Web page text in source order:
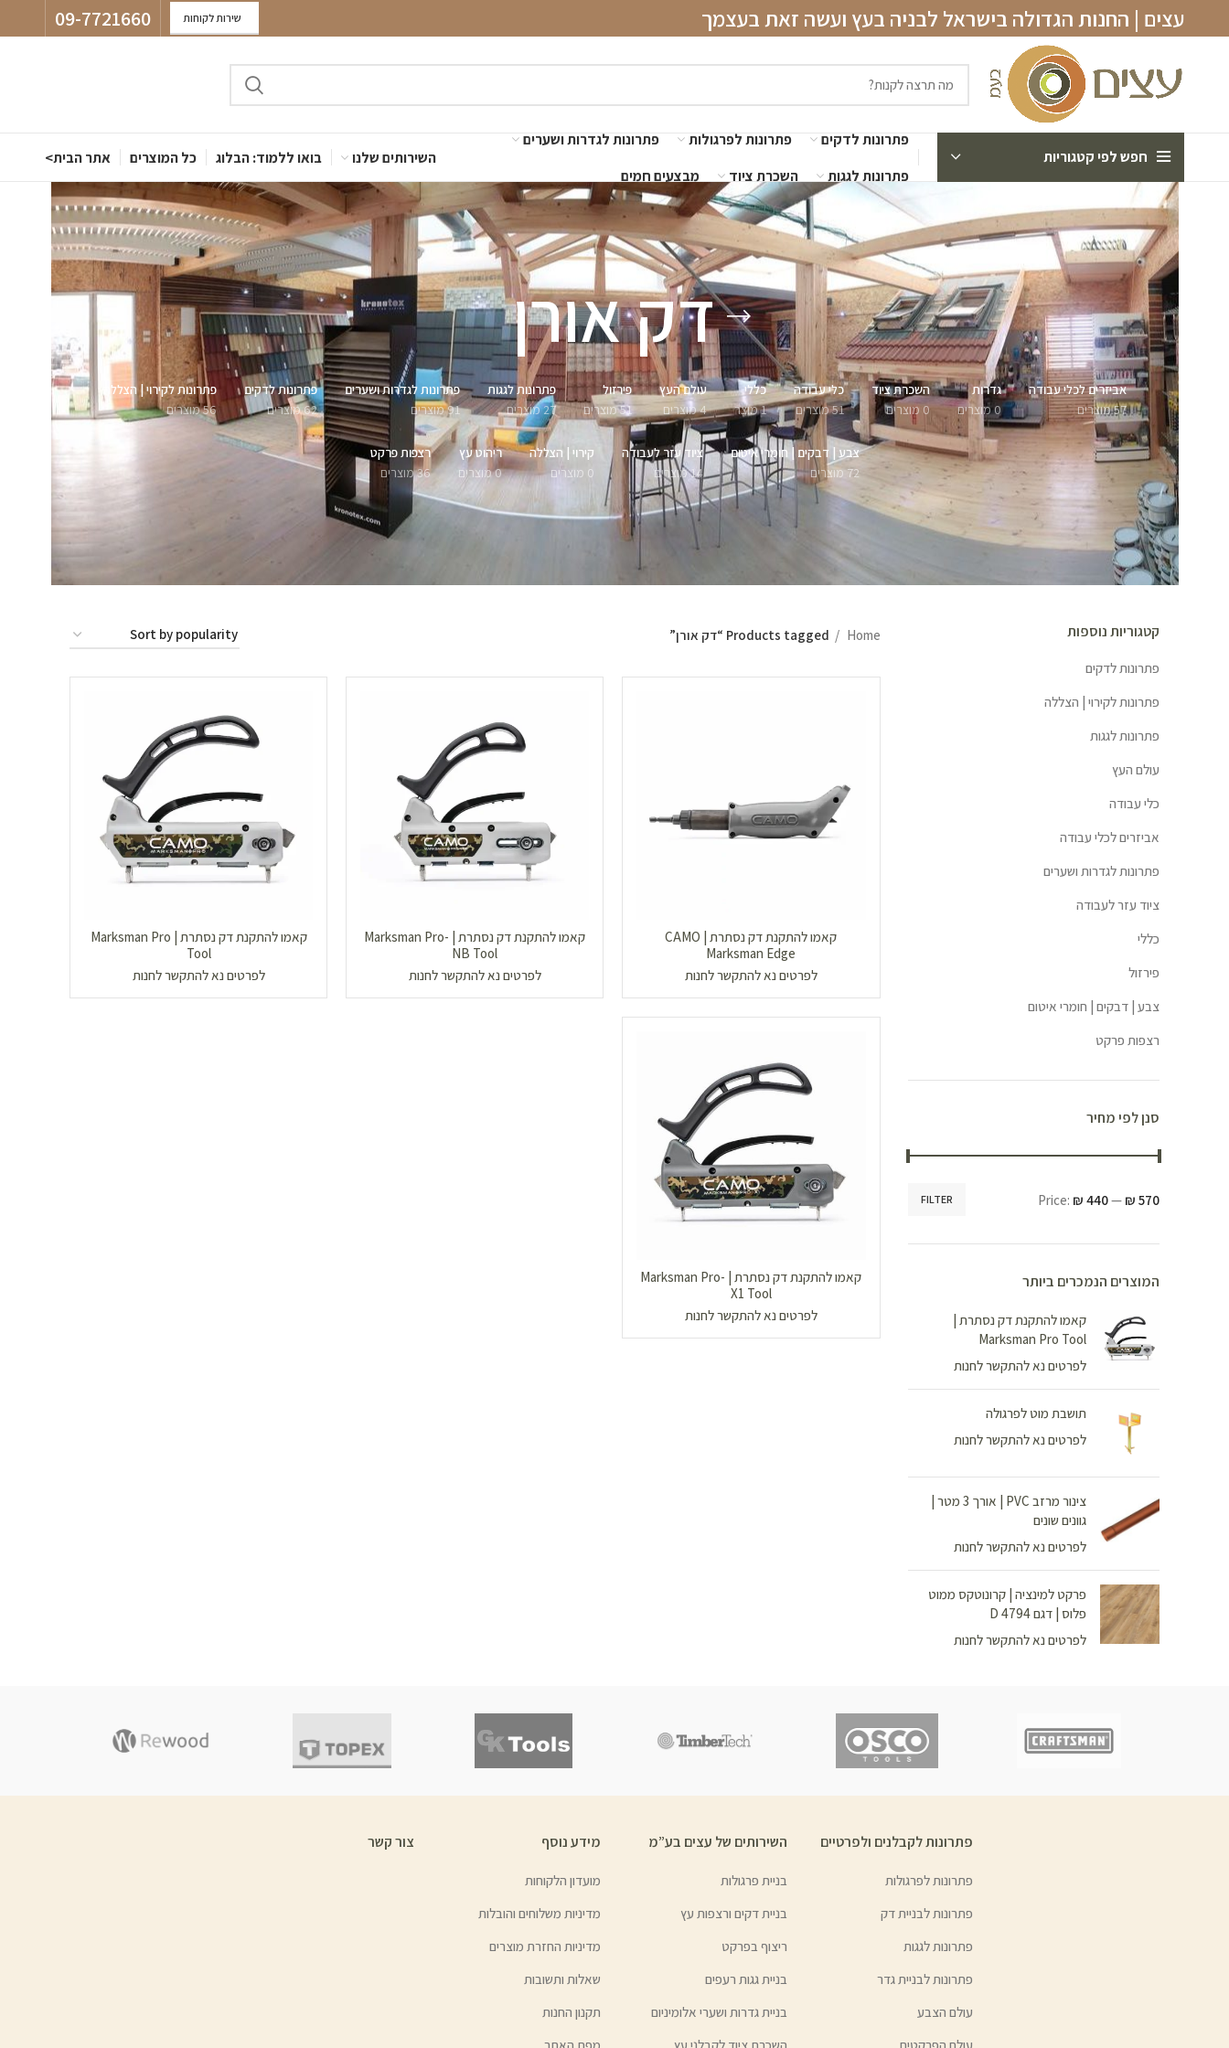
עצים | החנות הגדולה בישראל לבניה בעץ ועשה זאת בעצמך שירות לקוחות 09-7721660
חפש לפי קטגוריות
פתרונות לדקים פתרונות לפרגולות
פתרונות לגדרות ושערים
פתרונות לגגות
השכרת ציוד מבצעים חמים
השירותים שלנו בואו ללמוד: הבלוג כל המוצרים אתר הבית>
דק אורן
אביזרים לכלי עבודה
57 מוצרים
גדרות
0 מוצרים
השכרת ציוד
0 מוצרים
כלי עבודה
51 מוצרים
כללי
1 מוצר
עולם העץ
4 מוצרים
פירזול
51 מוצרים
פתרונות לגגות
27 מוצרים
פתרונות לגדרות ושערים
91 מוצרים
פתרונות לדקים
62 מוצרים
פתרונות לקירוי | הצללה
56 מוצרים
צבע | דבקים | חומרי איטום
72 מוצרים
ציוד עזר לעבודה
14 מוצרים
קירוי | הצללה
0 מוצרים
ריהוט עץ
0 מוצרים
רצפות פרקט
36 מוצרים
קטגוריות נוספות
פתרונות לדקים
פתרונות לקירוי | הצללה
פתרונות לגגות
עולם העץ
כלי עבודה
אביזרים לכלי עבודה
פתרונות לגדרות ושערים
ציוד עזר לעבודה
כללי
פירזול
צבע | דבקים | חומרי איטום
רצפות פרקט
סנן לפי מחיר
FILTER Price: ₪ 440— ₪ 570
המוצרים הנמכרים ביותר
קאמו להתקנת דק נסתרת |
Marksman Pro Tool
לפרטים נא להתקשר לחנות
תושבת מוט לפרגולה
לפרטים נא להתקשר לחנות
צינור מרזב PVC | אורך 3 מטר |
גוונים שונים
לפרטים נא להתקשר לחנות
פרקט למינציה | קרונוטקס ממוט
פלוס | דגם D 4794
לפרטים נא להתקשר לחנות
Home Products tagged “דק אורן”
קאמו להתקנת דק נסתרת | CAMO
Marksman Edge
לפרטים נא להתקשר לחנות
קאמו להתקנת דק נסתרת | Marksman Pro-
NB Tool
לפרטים נא להתקשר לחנות
קאמו להתקנת דק נסתרת | Marksman Pro
Tool
לפרטים נא להתקשר לחנות
קאמו להתקנת דק נסתרת | Marksman Pro-
X1 Tool
לפרטים נא להתקשר לחנות
פתרונות לקבלנים ולפרטיים
פתרונות לפרגולות
פתרונות לבניית דק
פתרונות לגגות
פתרונות לבניית גדר
עולם הצבע
השירותים של עצים בע”מ
בניית פרגולות
בניית דקים ורצפות עץ
ריצוף בפרקט
בניית גגות רעפים
בניית גדרות ושערי אלומיניום
מידע נוסף
מועדון הלקוחות
מדיניות משלוחים והובלות
מדיניות החזרת מוצרים
שאלות ותשובות
תקנון החנות
צור קשר